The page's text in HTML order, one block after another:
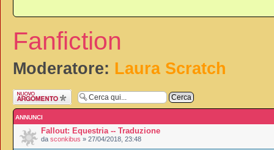
Fanfiction
Moderatore: Laura Scratch
Scrivi un nuovo
argomento
ANNUNCI
Fallout: Equestria -- Traduzione
da sconkibus » 27/04/2018, 23:48